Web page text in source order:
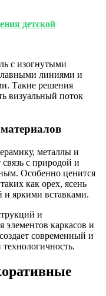
детской
с изогнутыми
линиями и
Такие решения
визуальный поток
металлы и
с природой и
Особенно ценится
как орех, ясень
и яркими вставками.
и
элементов каркасов и
современный и